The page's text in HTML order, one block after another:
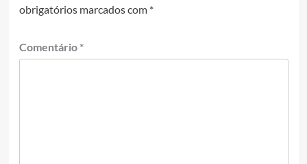
obrigatórios marcados com *
Comentário *